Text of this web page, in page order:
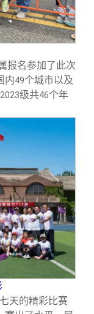
报名参加了此次
内49个城市以及
2023级共46个年
天的精彩比赛